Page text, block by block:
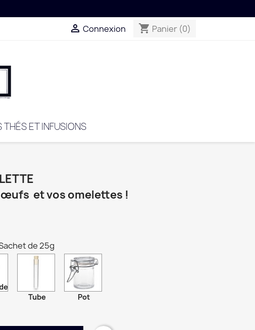
 Connexion shopping_cart Panier (0)
THÉS ET INFUSIONS
et vos omelettes !
de 25g
Tube Pot